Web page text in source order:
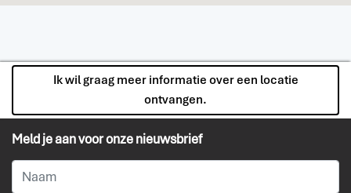
Ik wil graag meer informatie over een locatie
ontvangen.
Meld je aan voor onze nieuwsbrief